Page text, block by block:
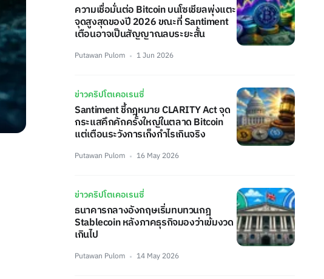
ความเชื่อมั่นต่อ Bitcoin บนโซเชียลพุ่งแตะ
จุดสูงสุดของปี 2026 ขณะที่ Santiment
เตือนอาจเป็นสัญญาณลบระยะสั้น
Putawan Pulom 1 Jun 2026
ข่าวคริปโตเคอเรนซี่
Santiment ชี้กฎหมาย CLARITY Act จุด
กระแสคึกคักครั้งใหญ่ในตลาด Bitcoin
แต่เตือนระวังการเก็งกำไรเกินจริง
Putawan Pulom 16 May 2026
ข่าวคริปโตเคอเรนซี่
ธนาคารกลางอังกฤษเริ่มทบทวนกฎ
Stablecoin หลังภาคธุรกิจมองว่าเข้มงวด
เกินไป
Putawan Pulom 14 May 2026